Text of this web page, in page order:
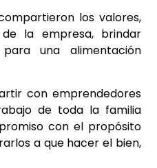
los valores,
la empresa, brindar
una alimentación
con emprendedores
de toda la familia
con el propósito
a que hacer el bien,